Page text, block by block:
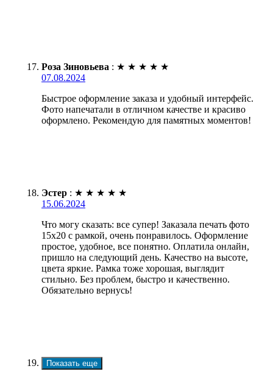
Роза Зиновьева : ★ ★ ★ ★ ★
07.08.2024
Быстрое оформление заказа и удобный интерфейс.
Фото напечатали в отличном качестве и красиво
оформлено. Рекомендую для памятных моментов!
Эстер : ★ ★ ★ ★ ★
15.06.2024
Что могу сказать: все супер! Заказала печать фото
15х20 с рамкой, очень понравилось. Оформление
простое, удобное, все понятно. Оплатила онлайн,
пришло на следующий день. Качество на высоте,
цвета яркие. Рамка тоже хорошая, выглядит
стильно. Без проблем, быстро и качественно.
Обязательно вернусь!
Показать еще